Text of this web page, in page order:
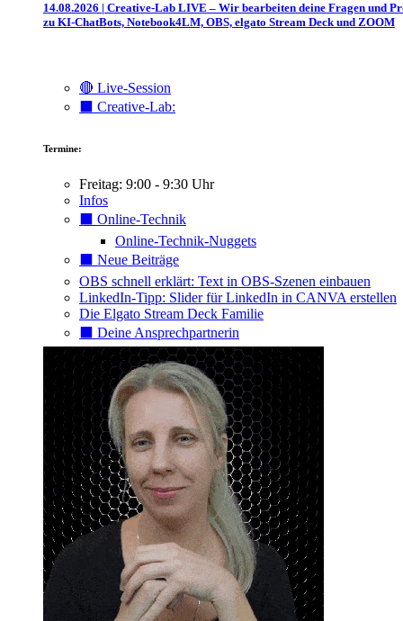
14.08.2026 | Creative-Lab LIVE – Wir bearbeiten deine Fragen und
zu KI-ChatBots, Notebook4LM, OBS, elgato Stream Deck und ZOOM
🔴 Live-Session
⬛️ Creative-Lab:
Termine:
Freitag: 9:00 - 9:30 Uhr
Infos
⬛️ Online-Technik
Online-Technik-Nuggets
⬛️ Neue Beiträge
OBS schnell erklärt: Text in OBS-Szenen einbauen
LinkedIn-Tipp: Slider für LinkedIn in CANVA erstellen
Die Elgato Stream Deck Familie
⬛️ Deine Ansprechpartnerin